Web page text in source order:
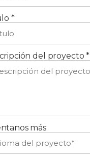
*
del proyecto *
más